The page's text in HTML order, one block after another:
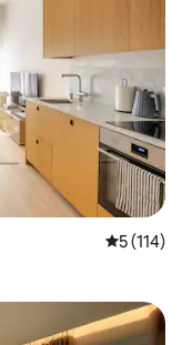
Évaluation
5 (114)